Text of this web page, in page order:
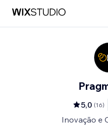
5,0 (16)
Inovação e